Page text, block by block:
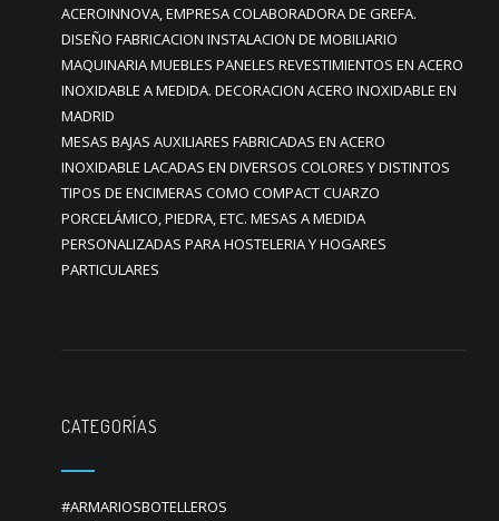
ACEROINNOVA, EMPRESA COLABORADORA DE GREFA.
DISEÑO FABRICACION INSTALACION DE MOBILIARIO
MAQUINARIA MUEBLES PANELES REVESTIMIENTOS EN ACERO
INOXIDABLE A MEDIDA. DECORACION ACERO INOXIDABLE EN
MADRID
MESAS BAJAS AUXILIARES FABRICADAS EN ACERO
INOXIDABLE LACADAS EN DIVERSOS COLORES Y DISTINTOS
TIPOS DE ENCIMERAS COMO COMPACT CUARZO
PORCELÁMICO, PIEDRA, ETC. MESAS A MEDIDA
PERSONALIZADAS PARA HOSTELERIA Y HOGARES
PARTICULARES
CATEGORÍAS
#ARMARIOSBOTELLEROS